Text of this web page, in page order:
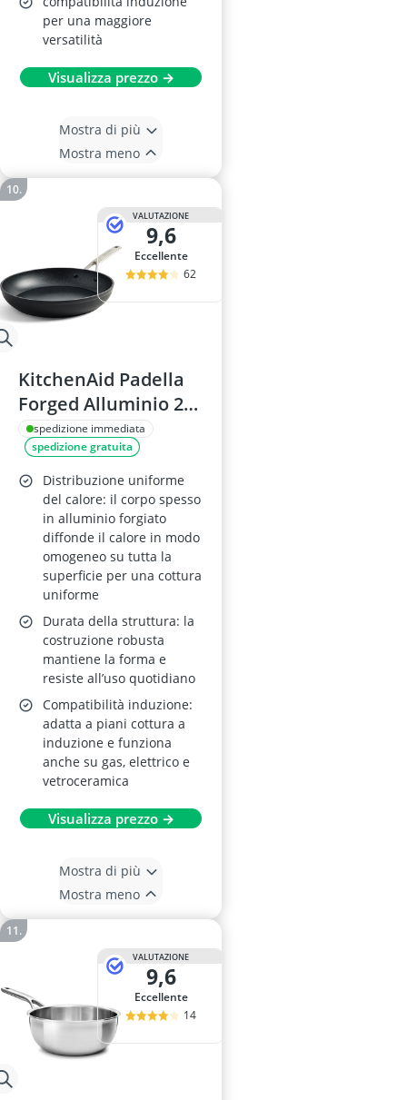
per una maggiore
versatilità
Visualizza prezzo →
Mostra di più
Mostra meno
VALUTAZIONE
9,6
Eccellente
62
KitchenAid Padella
Forged Alluminio 28
cm, ceramica
antiaderente, senza
PFAS, induzione,
forno, lavastoviglie,
nero
spedizione immediata
spedizione gratuita
Distribuzione uniforme
del calore: il corpo spesso
in alluminio forgiato
diffonde il calore in modo
omogeneo su tutta la
superficie per una cottura
uniforme
Durata della struttura: la
costruzione robusta
mantiene la forma e
resiste all’uso quotidiano
Compatibilità induzione:
adatta a piani cottura a
induzione e funziona
anche su gas, elettrico e
vetroceramica
Visualizza prezzo →
Mostra di più
Mostra meno
VALUTAZIONE
9,6
Eccellente
14